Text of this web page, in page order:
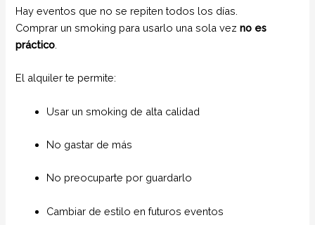
Hay eventos que no se repiten todos los días.
Comprar un smoking para usarlo una sola vezno es
práctico
El alquiler te permite:
Usar un smoking de alta calidad
No gastar de más
No preocuparte por guardarlo
Cambiar de estilo en futuros eventos